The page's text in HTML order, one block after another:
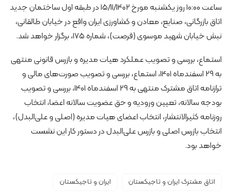
ساعت 10:00 روز یکشنبه مورخ 15/11/1402 در طبقه اول ساختمان جدید
اتاق بازرگانی، صنایع، معادن و کشاورزی ایران واقع در خیابان طالقانی،
نبش خیابان شهید موسوی (فرصت)، شماره 175، برگزار خواهد شد.
استماع، بررسی و تصویب عملکرد هیات مدیره و بازرس قانونی منتهی
به 29 اسفندماه 1401، استماع، بررسی و تصویب صورت‌های مالی و
ترازنامه اتاق مشترک منتهی به 29 اسفندماه 1401، بررسی و تصویب
بودجه سالانه، تعیین ورودیه و حق عضویت سالانه اعضا، انتخاب
روزنامه کثیرالانتشار، انتخاب اعضای هیات مدیره (اصلی و علی‌البدل)،
انتخاب بازرس اصلی و بازرس علی‌البدل در دستور کار این نشست
خواهد بود.
اتاق مشترک ایران و تاجیکستان
ایران و تاجیکستان